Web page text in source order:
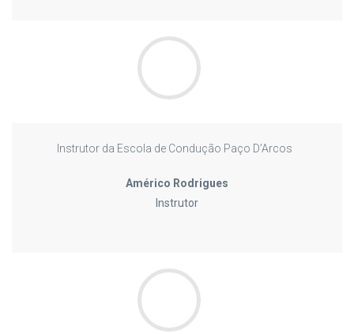
Instrutor da Escola de Condução Paço D’Arcos
Américo Rodrigues
Instrutor